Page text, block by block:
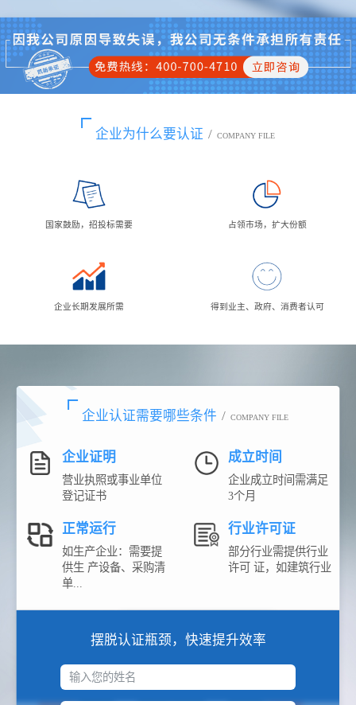
企业为什么要认证 / COMPANY FILE
国家鼓励，招投标需要 占领市场，扩大份额
企业长期发展所需 得到业主、政府、消费者认可
企业认证需要哪些条件 / COMPANY FILE
企业证明
营业执照或事业单位
登记证书
成立时间
企业成立时间需满足
3个月
正常运行
如生产企业：需要提
供生 产设备、采购清
单...
行业许可证
部分行业需提供行业
许可 证，如建筑行业
摆脱认证瓶颈，快速提升效率
输入您的姓名